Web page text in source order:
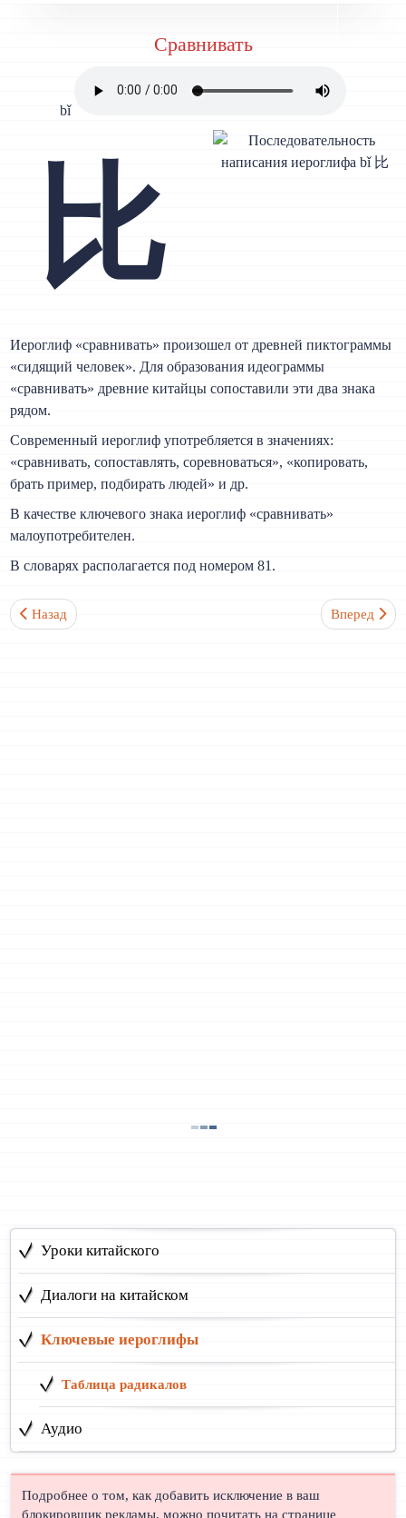
Сравнивать
bǐ
比
Иероглиф «сравнивать» произошел от древней пиктограммы
«сидящий человек». Для образования идеограммы
«сравнивать» древние китайцы сопоставили эти два знака
рядом.
Современный иероглиф употребляется в значениях:
«сравнивать, сопоставлять, соревноваться», «копировать,
брать пример, подбирать людей» и др.
В качестве ключевого знака иероглиф «сравнивать»
малоупотребителен.
В словарях располагается под номером 81.
Предыдущий: Мать 母 Ключевой иероглиф №80
Назад Вперед
Уроки китайского
Диалоги на китайском
Ключевые иероглифы
Таблица радикалов
Аудио
Подробнее о том, как добавить исключение в ваш
блокировщик рекламы, можно почитать на странице